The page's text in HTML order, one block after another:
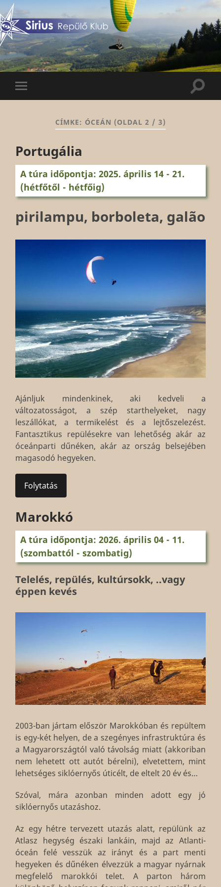
Sirius
Repülő
Klub
Mobil
menü
CÍMKE: ÓCEÁN (OLDAL 2 / 3)
Portugália
A túra időpontja: 2025. április 14 - 21.
(hétfőtől - hétfőig)
pirilampu, borboleta, galão
Ajánljuk mindenkinek, aki kedveli a
változatosságot, a szép starthelyeket, nagy
leszállókat, a termikelést és a lejtőszelezést.
Fantasztikus repülésekre van lehetőség akár az
óceánparti dűnéken, akár az ország belsejében
magasodó hegyeken.
Folytatás
Marokkó
A túra időpontja: 2026. április 04 - 11.
(szombattól - szombatig)
Telelés, repülés, kultúrsokk, ..vagy
éppen kevés
2003-ban jártam először Marokkóban és repültem
is egy-két helyen, de a szegényes infrastruktúra és
a Magyarországtól való távolság miatt (akkoriban
nem lehetett ott autót bérelni), elvetettem, mint
lehetséges siklóernyős úticélt, de eltelt 20 év és…
Szóval, mára azonban minden adott egy jó
siklóernyős utazáshoz.
Az egy hétre tervezett utazás alatt, repülünk az
Atlasz hegység északi lankáin, majd az Atlanti-
óceán felé vesszük az irányt és a part menti
hegyeken és dűnéken élvezzük a magyar nyárnak
megfelelő marokkói telet. A parton három